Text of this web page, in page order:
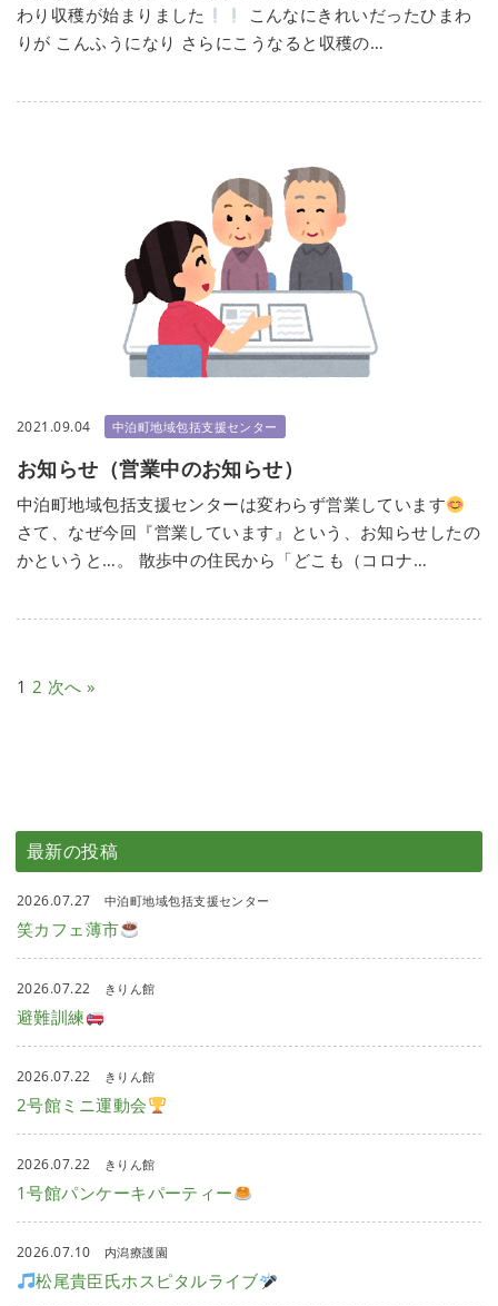
わり収穫が始まりました
こんなにきれいだったひまわ
りが こんふうになり さらにこうなると収穫の…
2021.09.04 中泊町地域包括支援センター
お知らせ（営業中のお知らせ）
中泊町地域包括支援センターは変わらず営業しています
さて、なぜ今回『営業しています』という、お知らせしたの
かというと…。 散歩中の住民から「どこも（コロナ…
1 2 次へ »
最新の投稿
2026.07.27 中泊町地域包括支援センター
笑カフェ薄市
2026.07.22 きりん館
避難訓練
2026.07.22 きりん館
2号館ミニ運動会
2026.07.22 きりん館
1号館パンケーキパーティー
2026.07.10 内潟療護園
松尾貴臣氏ホスピタルライブ